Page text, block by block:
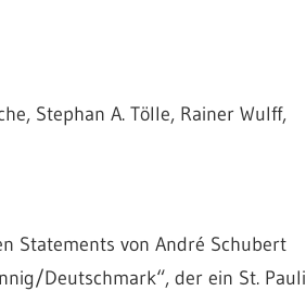
Stephan A. Tölle, Rainer Wulff,
Statements von André Schubert
Deutschmark“, der ein St. Pauli